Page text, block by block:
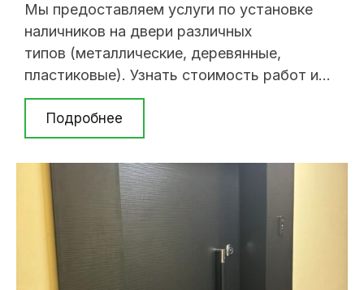
Мы предоставляем услуги по установке
наличников на двери различных
типов (металлические, деревянные,
пластиковые). Узнать стоимость работ и
задать возникшие вопросы, Вы всегда
можете нашему мастеру по тел. (063) 237
07 79; (098) 394 62 08; (044) 237 07 79. Мы
работаем только по Киеву. Окончательный
вид дверь приобретает после установки
наличников на двери. Именно от ...
Подробнее